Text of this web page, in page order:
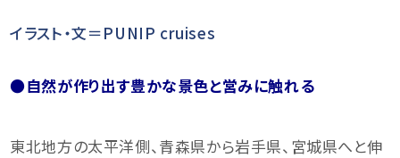
イラスト・文＝PUNIP cruises
●自然が作り出す豊かな景色と営みに触れる
東北地方の太平洋側、青森県から岩手県、宮城県へと伸